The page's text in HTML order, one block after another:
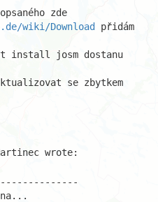
wiki/Download
přidám
install josm dostanu
se zbytkem